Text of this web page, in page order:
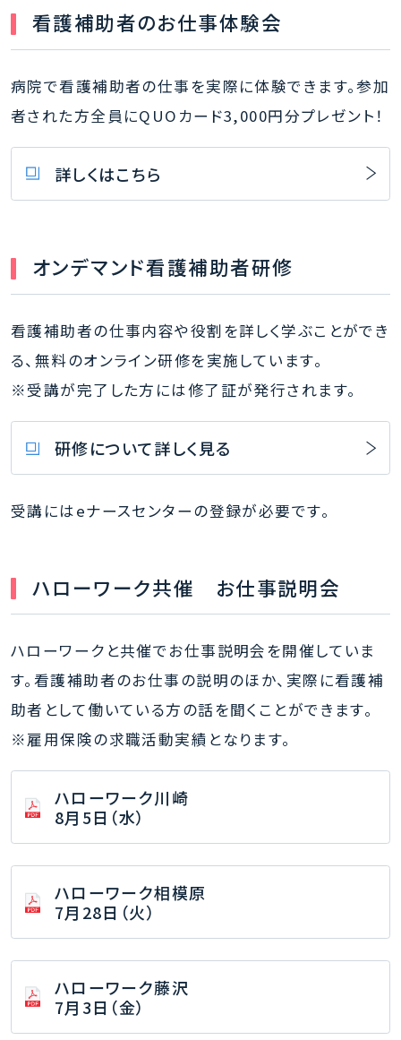
看護補助者のお仕事体験会
病院で看護補助者の仕事を実際に体験できます。参加
者された方全員にQUOカード3,000円分プレゼント！
詳しくはこちら
オンデマンド看護補助者研修
看護補助者の仕事内容や役割を詳しく学ぶことができ
る、無料のオンライン研修を実施しています。
※受講が完了した方には修了証が発行されます。
研修について詳しく見る
受講にはeナースセンターの登録が必要です。
ハローワーク共催 お仕事説明会
ハローワークと共催でお仕事説明会を開催していま
す。看護補助者のお仕事の説明のほか、実際に看護補
助者として働いている方の話を聞くことができます。
※雇用保険の求職活動実績となります。
ハローワーク川崎
8月5日（水）
ハローワーク相模原
7月28日（火）
ハローワーク藤沢
7月3日（金）